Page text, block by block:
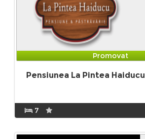
Promovat
Pensiunea La Pintea Haiducu
7